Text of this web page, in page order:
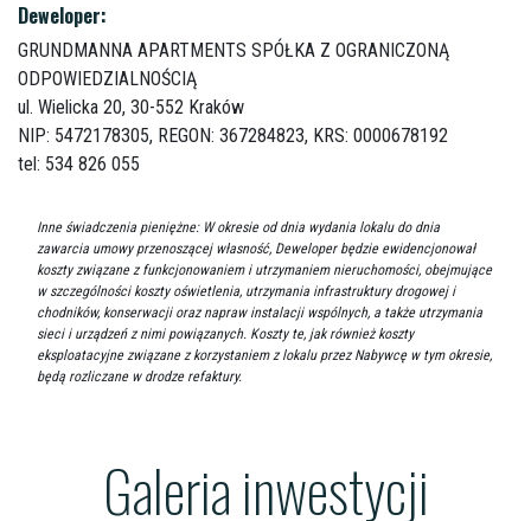
Deweloper:
GRUNDMANNA APARTMENTS SPÓŁKA Z OGRANICZONĄ
ODPOWIEDZIALNOŚCIĄ
ul. Wielicka 20, 30-552 Kraków
NIP: 5472178305, REGON: 367284823, KRS: 0000678192
tel: 534 826 055
Inne świadczenia pieniężne: W okresie od dnia wydania lokalu do dnia
zawarcia umowy przenoszącej własność, Deweloper będzie ewidencjonował
koszty związane z funkcjonowaniem i utrzymaniem nieruchomości, obejmujące
w szczególności koszty oświetlenia, utrzymania infrastruktury drogowej i
chodników, konserwacji oraz napraw instalacji wspólnych, a także utrzymania
sieci i urządzeń z nimi powiązanych. Koszty te, jak również koszty
eksploatacyjne związane z korzystaniem z lokalu przez Nabywcę w tym okresie,
będą rozliczane w drodze refaktury.
Galeria inwestycji